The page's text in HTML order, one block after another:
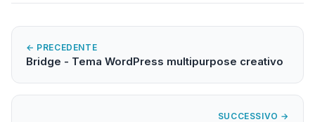
← PRECEDENTE
Bridge - Tema WordPress multipurpose creativo
SUCCESSIVO →